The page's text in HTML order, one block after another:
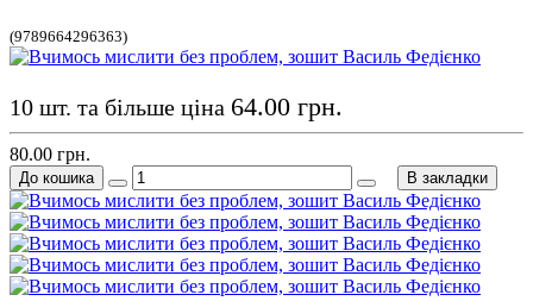
(9789664296363)
10 шт. та більше ціна 64.00 грн.
80.00 грн.
До кошика В закладки